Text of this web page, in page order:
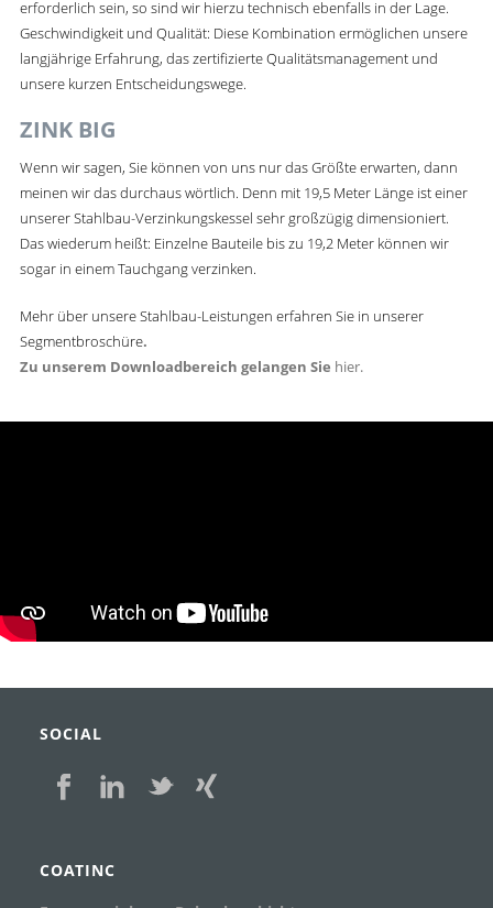
erforderlich sein, so sind wir hierzu technisch ebenfalls in der Lage.
Geschwindigkeit und Qualität: Diese Kombination ermöglichen unsere
langjährige Erfahrung, das zertifizierte Qualitätsmanagement und
unsere kurzen Entscheidungswege.
ZINK BIG
Wenn wir sagen, Sie können von uns nur das Größte erwarten, dann
meinen wir das durchaus wörtlich. Denn mit 19,5 Meter Länge ist einer
unserer Stahlbau-Verzinkungskessel sehr großzügig dimensioniert.
Das wiederum heißt: Einzelne Bauteile bis zu 19,2 Meter können wir
sogar in einem Tauchgang verzinken.
Mehr über unsere Stahlbau-Leistungen erfahren Sie in unserer
Segmentbroschüre.
Zu unserem Downloadbereich gelangen Sie hier.
SOCIAL
COATINC